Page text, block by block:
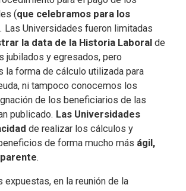
(que celebramos para los
Las Universidades fueron limitadas
la data de la Historia Laboral de
jubilados y egresados, pero
la forma de cálculo utilizada para
ni tampoco conocemos los
de los beneficiarios de las
publicado. Las Universidades
de realizar los cálculos y
de forma mucho más ágil,
.
expuestas, en la reunión de la